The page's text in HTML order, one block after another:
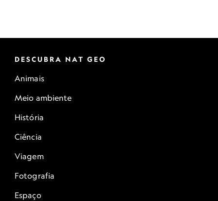
DESCUBRA NAT GEO
Animais
Meio ambiente
História
Ciência
Viagem
Fotografia
Espaço